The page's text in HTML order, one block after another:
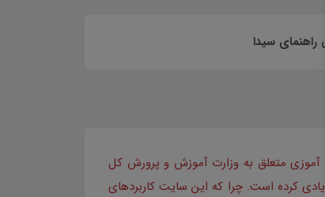
سیدا
آموزی متعلق به وزارت آموزش و پرورش کل
کرده است. چرا که این سایت کاربردهای